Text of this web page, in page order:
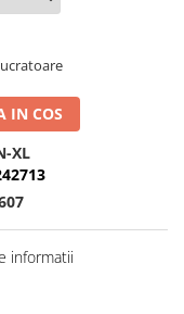
IN COS
XL
informatii